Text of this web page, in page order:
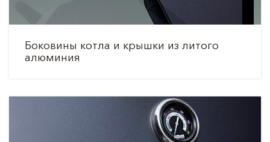
Боковины котла и крышки из литого
алюминия